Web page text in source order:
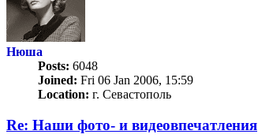
Нюша
Posts: 6048
Joined: Fri 06 Jan 2006, 15:59
Location: г. Севастополь
Re: Наши фото- и видеовпечатления